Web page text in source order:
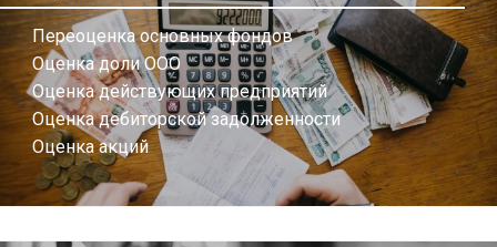
Переоценка основных фондов
Оценка доли ООО
Оценка действующих предприятий
Оценка дебиторской задолженности
Оценка акций